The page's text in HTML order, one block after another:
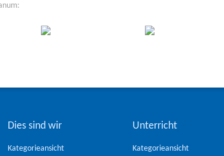
Dies sind wir
Kategorieansicht
Unterricht
Kategorieansicht